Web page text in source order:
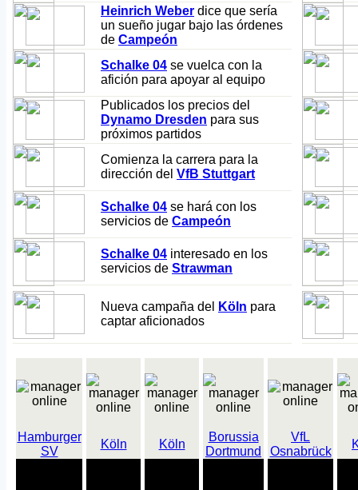
Heinrich Weber dice que sería
un sueño jugar bajo las órdenes
de Campeón
Schalke 04 se vuelca con la
afición para apoyar al equipo
Publicados los precios del
Dynamo Dresden para sus
próximos partidos
Comienza la carrera para la
dirección del VfB Stuttgart
Schalke 04 se hará con los
servicios de Campeón
Schalke 04 interesado en los
servicios de Strawman
Nueva campaña del Köln para
captar aficionados
Hamburger
SV
Köln Köln
Borussia
Dortmund
VfL
Osnabrück